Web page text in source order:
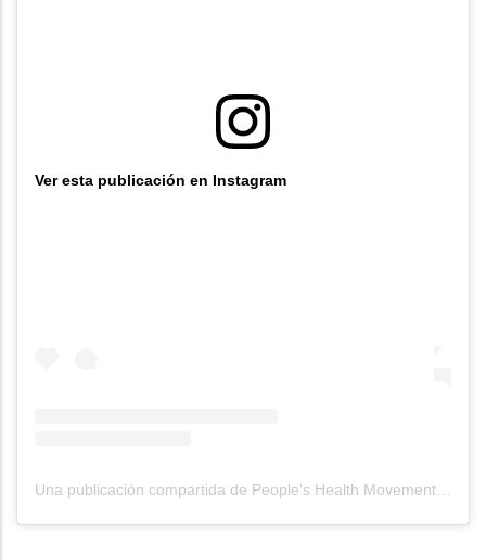
Ver esta publicación en Instagram